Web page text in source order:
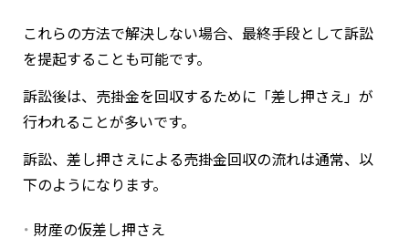
これらの方法で解決しない場合、最終手段として訴訟
を提起することも可能です。
訴訟後は、売掛金を回収するために「差し押さえ」が
行われることが多いです。
訴訟、差し押さえによる売掛金回収の流れは通常、以
下のようになります。
財産の仮差し押さえ